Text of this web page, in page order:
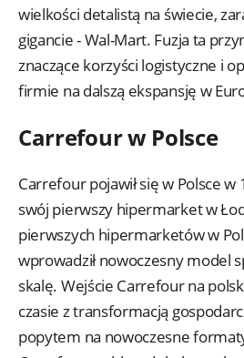
wielkości detalistą na świecie,
gigancie - Wal-Mart. Fuzja ta
znaczące korzyści logistyczne i
firmie na dalszą ekspansję w
Carrefour w Polsce
Carrefour pojawił się w Polsce
swój pierwszy hipermarket w
pierwszych hipermarketów w
wprowadził nowoczesny model
skalę. Wejście Carrefour na
czasie z transformacją
popytem na nowoczesne